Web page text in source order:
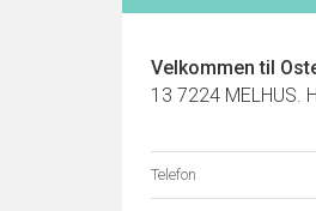
Velkommen til
13 7224 MELHUS.
Telefon